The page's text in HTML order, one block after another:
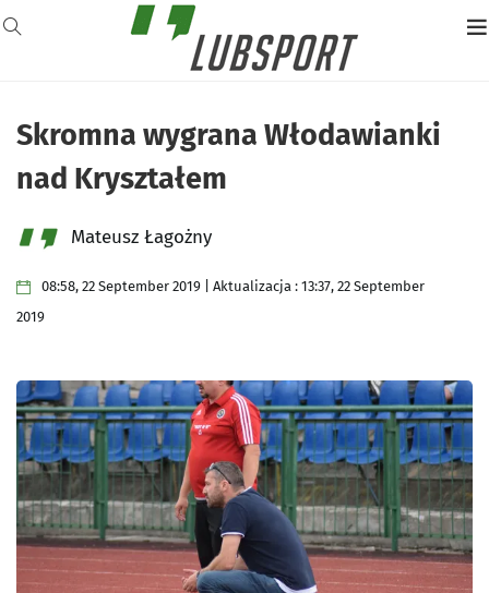
Skromna wygrana Włodawianki
nad Kryształem
Mateusz Łagożny
08:58, 22 September 2019 | Aktualizacja : 13:37, 22 September
2019